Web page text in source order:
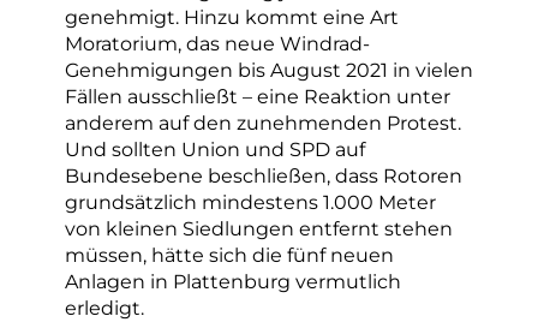
genehmigt. Hinzu kommt eine Art
Moratorium, das neue Windrad-
Genehmigungen bis August 2021 in vielen
Fällen ausschließt – eine Reaktion unter
anderem auf den zunehmenden Protest.
Und sollten Union und SPD auf
Bundesebene beschließen, dass Rotoren
grundsätzlich mindestens 1.000 Meter
von kleinen Siedlungen entfernt stehen
müssen, hätte sich die fünf neuen
Anlagen in Plattenburg vermutlich
erledigt.